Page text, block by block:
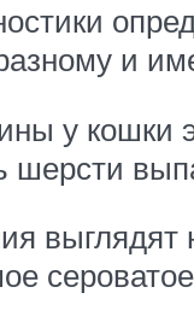
и
у кошки